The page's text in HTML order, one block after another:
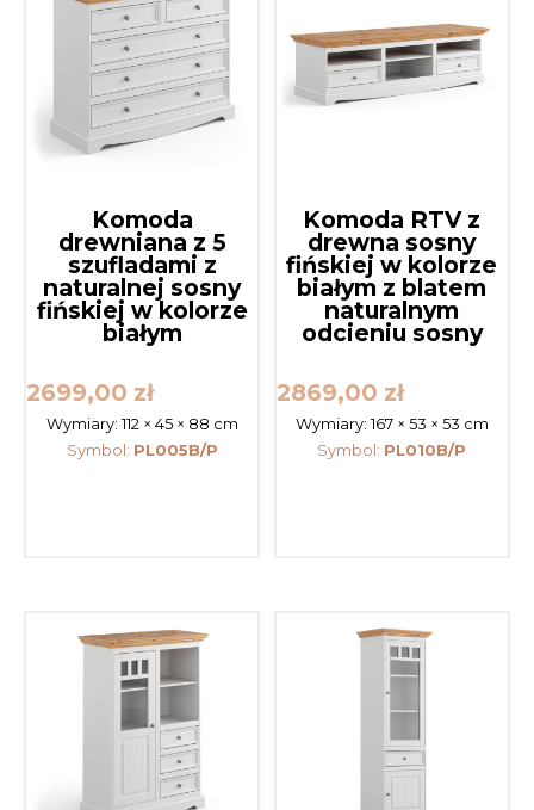
Komoda
drewniana z 5
szufladami z
naturalnej sosny
fińskiej w kolorze
białym
2699,00 zł
Wymiary: 112 × 45 × 88 cm
Symbol: PL005B/P
Komoda RTV z
drewna sosny
fińskiej w kolorze
białym z blatem
naturalnym
odcieniu sosny
2869,00 zł
Wymiary: 167 × 53 × 53 cm
Symbol: PL010B/P